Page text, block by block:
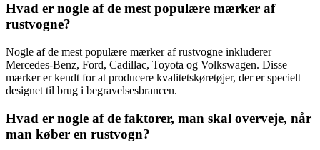
Hvad er nogle af de mest populære mærker af
rustvogne?
Nogle af de mest populære mærker af rustvogne inkluderer
Mercedes-Benz, Ford, Cadillac, Toyota og Volkswagen. Disse
mærker er kendt for at producere kvalitetskøretøjer, der er specielt
designet til brug i begravelsesbrancen.
Hvad er nogle af de faktorer, man skal overveje, når
man køber en rustvogn?